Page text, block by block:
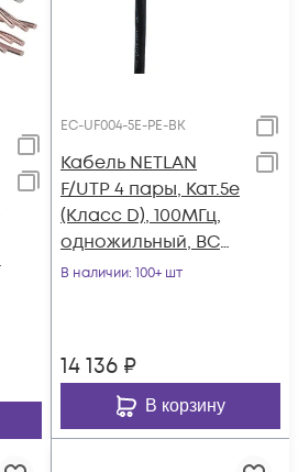
EC-UF004-5E-PE-BK
Кабель NETLAN
F/UTP 4 пары, Кат.5e
(Класс D), 100МГц,
одножильный, BC
(чистая медь),
В наличии: 100+ шт
14 136 ₽
В корзину